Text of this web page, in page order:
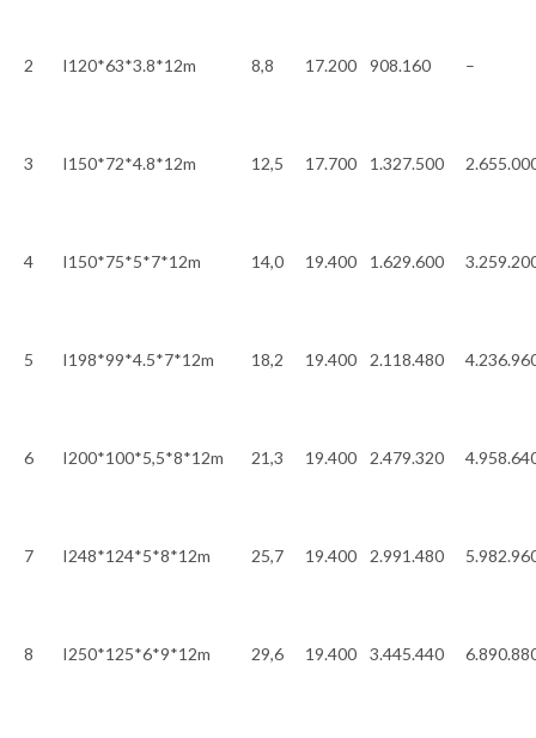
2 I120*63*3.8*12m 8,8 17.200 908.160 –
3 I150*72*4.8*12m 12,5 17.700 1.327.500
4 I150*75*5*7*12m 14,0 19.400 1.629.600
5 I198*99*4.5*7*12m 18,2 19.400 2.118.480
6 I200*100*5,5*8*12m 21,3 19.400 2.479.320
7 I248*124*5*8*12m 25,7 19.400 2.991.480
8 I250*125*6*9*12m 29,6 19.400 3.445.440